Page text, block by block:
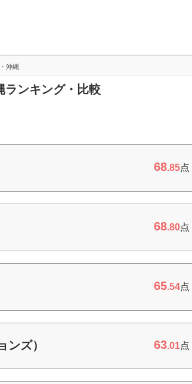
沖縄
ランキング・比較
68.85点
68.80点
65.54点
ンズ） 63.01点